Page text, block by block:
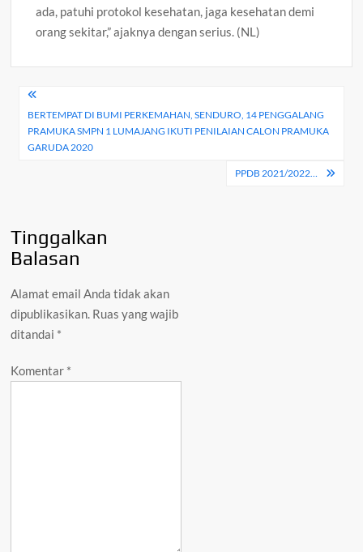
ada, patuhi protokol kesehatan, jaga kesehatan demi
orang sekitar,” ajaknya dengan serius. (NL)
Navigasi
pos
BERTEMPAT DI BUMI PERKEMAHAN, SENDURO, 14 PENGGALANG
PRAMUKA SMPN 1 LUMAJANG IKUTI PENILAIAN CALON PRAMUKA
GARUDA 2020
PPDB 2021/2022…
Tinggalkan
Balasan
Alamat email Anda tidak akan
dipublikasikan. Ruas yang wajib
ditandai *
Komentar *